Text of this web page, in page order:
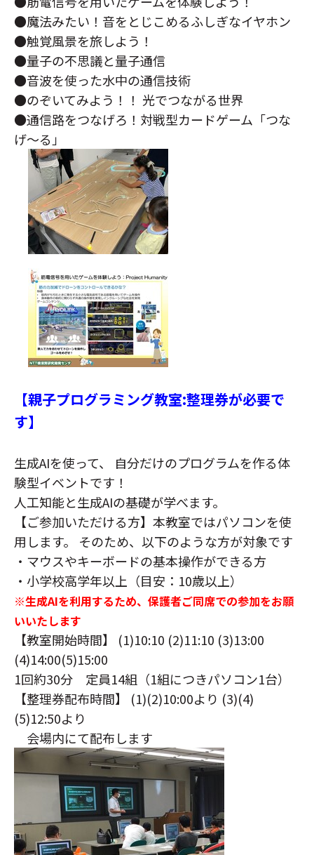
●魔法みたい！音をとじこめるふしぎなイヤホン
●触覚風景を旅しよう！
●量子の不思議と量子通信
●音波を使った水中の通信技術
●のぞいてみよう！！ 光でつながる世界
●通信路をつなげろ！対戦型カードゲーム「つな
げ～る」
【親子プログラミング教室:整理券が必要で
す】
生成AIを使って、 自分だけのプログラムを作る体
験型イベントです！
人工知能と生成AIの基礎が学べます。
【ご参加いただける方】本教室ではパソコンを使
用します。 そのため、以下のような方が対象です
・マウスやキーボードの基本操作ができる方
・小学校高学年以上（目安：10歳以上）
※生成AIを利用するため、保護者ご同席での参加をお願
いいたします
【教室開始時間】 (1)10:10 (2)11:10 (3)13:00
(4)14:00(5)15:00
1回約30分 定員14組（1組につきパソコン1台）
【整理券配布時間】 (1)(2)10:00より (3)(4)
(5)12:50より
会場内にて配布します